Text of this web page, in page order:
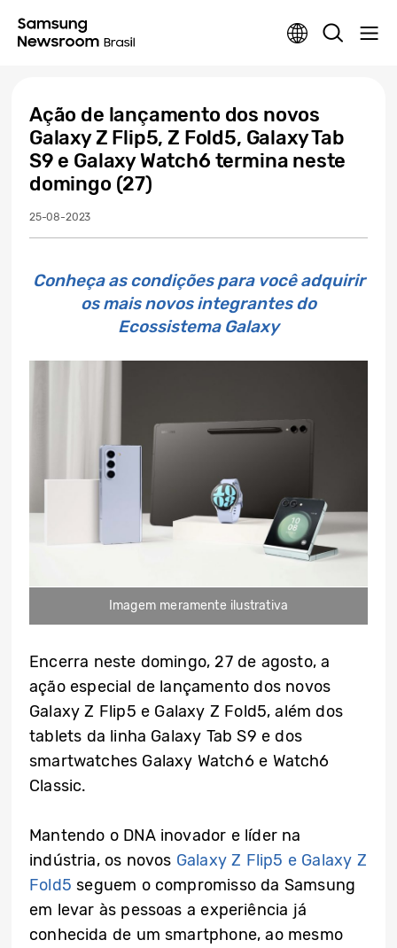
Ação de lançamento dos novos
Galaxy Z Flip5, Z Fold5, Galaxy Tab
S9 e Galaxy Watch6 termina neste
domingo (27)
25-08-2023
Conheça as condições para você adquirir
os mais novos integrantes do
Ecossistema Galaxy
Imagem meramente ilustrativa
Encerra neste domingo, 27 de agosto, a
ação especial de lançamento dos novos
Galaxy Z Flip5 e Galaxy Z Fold5, além dos
tablets da linha Galaxy Tab S9 e dos
smartwatches Galaxy Watch6 e Watch6
Classic.
Mantendo o DNA inovador e líder na
indústria, os novos Galaxy Z Flip5 e Galaxy Z
Fold5 seguem o compromisso da Samsung
em levar às pessoas a experiência já
conhecida de um smartphone, ao mesmo